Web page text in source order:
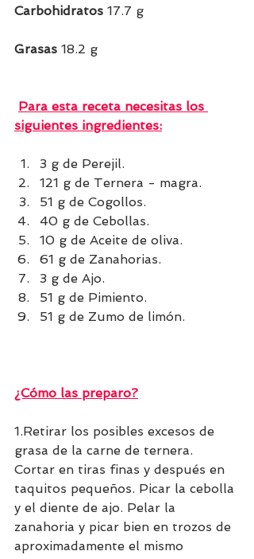
Carbohidratos 17.7 g
Grasas 18.2 g
Para esta receta necesitas los
siguientes ingredientes:
3 g de Perejil.
121 g de Ternera - magra.
51 g de Cogollos.
40 g de Cebollas.
10 g de Aceite de oliva.
61 g de Zanahorias.
3 g de Ajo.
51 g de Pimiento.
51 g de Zumo de limón.
¿Cómo las preparo?
1.Retirar los posibles excesos de
grasa de la carne de ternera.
Cortar en tiras finas y después en
taquitos pequeños. Picar la cebolla
y el diente de ajo. Pelar la
zanahoria y picar bien en trozos de
aproximadamente el mismo